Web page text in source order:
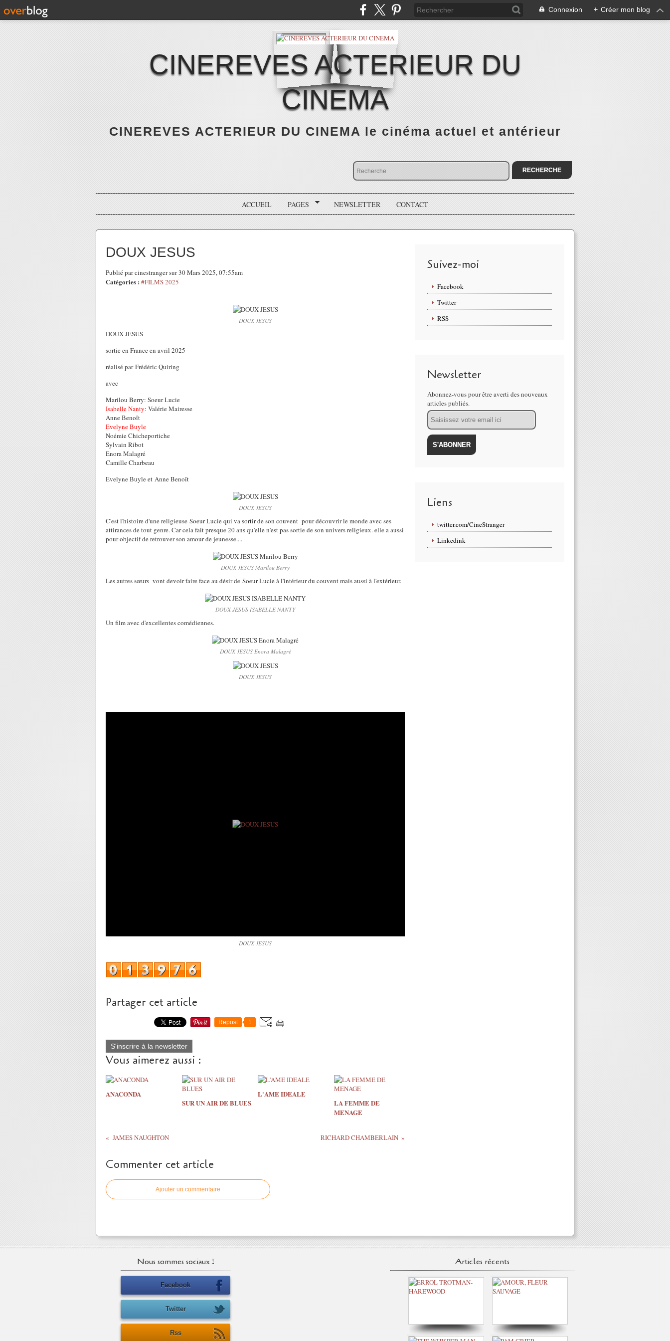
Connexion + Créer mon blog
CINEREVES ACTERIEUR DU
CINEMA
CINEREVES ACTERIEUR DU CINEMA le cinéma actuel et antérieur
ACCUEIL PAGES NEWSLETTER CONTACT
DOUX JESUS
Publié par cinestranger sur 30 Mars 2025, 07:55am
Catégories : #FILMS 2025
DOUX JESUS
DOUX JESUS
sortie en France en avril 2025
réalisé par Frédéric Quiring
avec
Marilou Berry: Soeur Lucie
Isabelle Nanty: Valérie Mairesse
Anne Benoît
Evelyne Buyle
Noémie Chicheportiche
Sylvain Ribot
Enora Malagré
Camille Charbeau
Evelyne Buyle et Anne Benoît
DOUX JESUS
C'est l'histoire d'une religieuse Soeur Lucie qui va sortir de son couvent pour découvrir le monde avec ses
attirances de tout genre. Car cela fait presque 20 ans qu'elle n'est pas sortie de son univers religieux. elle a aussi
pour objectif de retrouver son amour de jeunesse....
DOUX JESUS Marilou Berry
Les autres sœurs vont devoir faire face au désir de Soeur Lucie à l'intérieur du couvent mais aussi à l'extérieur.
DOUX JESUS ISABELLE NANTY
Un film avec d'excellentes comédiennes.
DOUX JESUS Enora Malagré
DOUX JESUS
DOUX JESUS
Partager cet article
Repost 1
S'inscrire à la newsletter
Vous aimerez aussi :
ANACONDA
SUR UN AIR DE BLUES
L'AME IDEALE
LA FEMME DE
MENAGE
JAMES NAUGHTON RICHARD CHAMBERLAIN
Commenter cet article
Ajouter un commentaire
Suivez-moi
Facebook
Twitter
RSS
Newsletter
Abonnez-vous pour être averti des nouveaux
articles publiés.
Email
Liens
twitter.com/CineStranger
Linkedink
Nous sommes sociaux !
Facebook
Twitter
Rss
Articles récents